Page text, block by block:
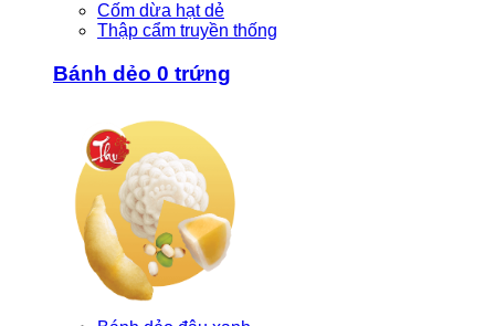
Cốm dừa hạt dẻ
Thập cẩm truyền thống
Bánh dẻo 0 trứng